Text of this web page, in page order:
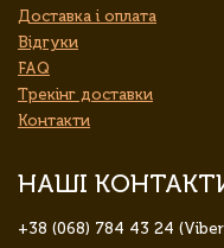
Доставка і оплата
Відгуки
FAQ
Трекінг доставки
Контакти
НАШІ
+38 (068) 784 43 24